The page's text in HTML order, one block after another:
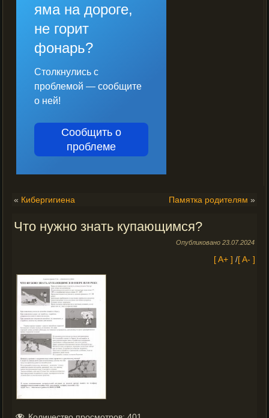
яма на дороге,
не горит
фонарь?
Столкнулись с
проблемой — сообщите
о ней!
Сообщить о
проблеме
« Кибергигиена Памятка родителям »
Что нужно знать купающимся?
Опубликовано 23.07.2024
[ A+ ] /[ A- ]